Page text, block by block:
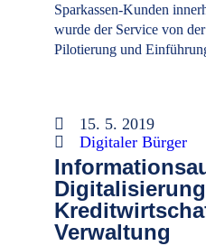
Sparkassen-Kunden
wurde der Service von
Pilotierung und
15. 5. 2019
Digitaler Bürger
Verwaltung